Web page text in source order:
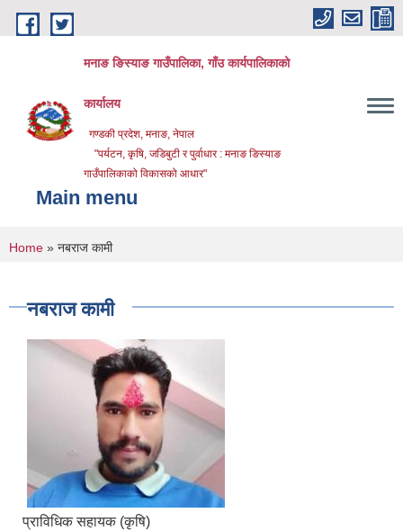
Skip to main content
मनाङ ङिस्याङ गाउँपालिका, गाँउ कार्यपालिकाको
कार्यालय
गण्डकी प्रदेश, मनाङ, नेपाल
"पर्यटन, कृषि, जडिबुटी र पुर्वाधार : मनाङ ङिस्याङ
गाउँपालिकाको विकासको आधार"
Main menu
You are here
Home » नबराज कामी
नबराज कामी
प्राविधिक सहायक (कृषि)